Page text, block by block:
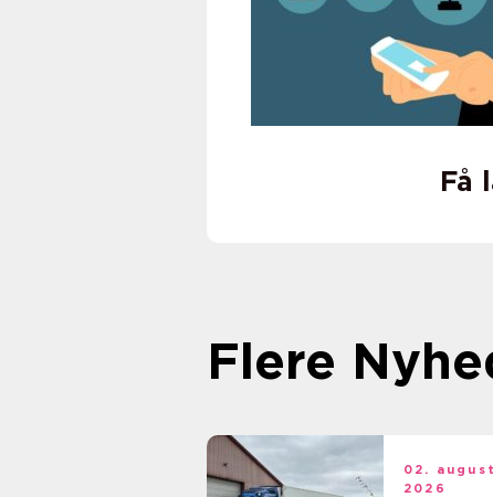
Få
Flere
02. august
2026